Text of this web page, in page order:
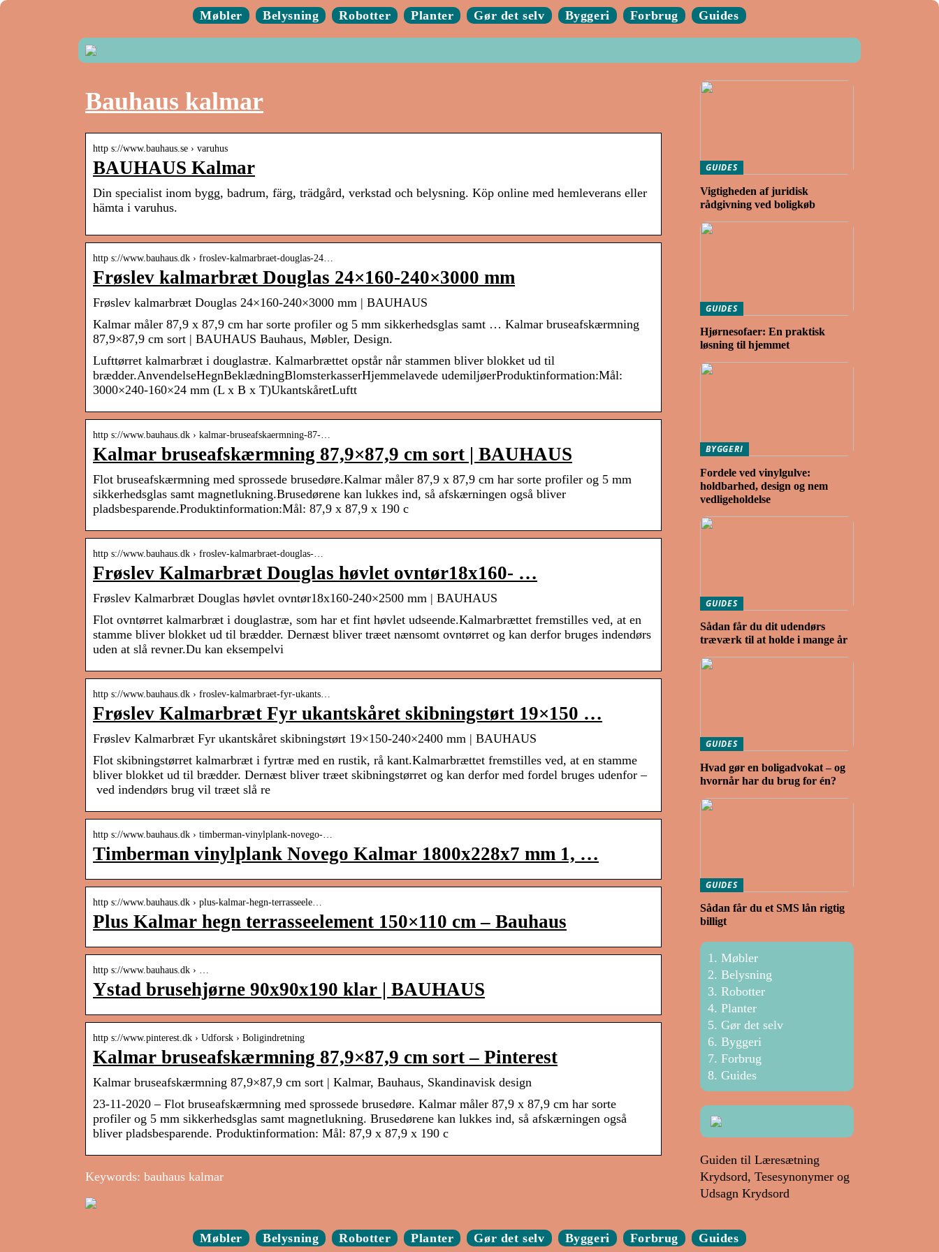
Møbler Belysning Robotter Planter Gør det selv Byggeri Forbrug Guides
Bauhaus kalmar
http s://www.bauhaus.se › varuhus
BAUHAUS Kalmar
Din specialist inom bygg, badrum, färg, trädgård, verkstad och belysning. Köp online med hemleverans eller
hämta i varuhus.
http s://www.bauhaus.dk › froslev-kalmarbraet-douglas-24…
Frøslev kalmarbræt Douglas 24×160-240×3000 mm
Frøslev kalmarbræt Douglas 24×160-240×3000 mm | BAUHAUS
Kalmar måler 87,9 x 87,9 cm har sorte profiler og 5 mm sikkerhedsglas samt … Kalmar bruseafskærmning
87,9×87,9 cm sort | BAUHAUS Bauhaus, Møbler, Design.
Lufttørret kalmarbræt i douglastræ. Kalmarbrættet opstår når stammen bliver blokket ud til
brædder.AnvendelseHegnBeklædningBlomsterkasserHjemmelavede udemiljøerProduktinformation:Mål:
3000×240-160×24 mm (L x B x T)UkantskåretLuftt
http s://www.bauhaus.dk › kalmar-bruseafskaermning-87-…
Kalmar bruseafskærmning 87,9×87,9 cm sort | BAUHAUS
Flot bruseafskærmning med sprossede brusedøre.Kalmar måler 87,9 x 87,9 cm har sorte profiler og 5 mm
sikkerhedsglas samt magnetlukning.Brusedørene kan lukkes ind, så afskærningen også bliver
pladsbesparende.Produktinformation:Mål: 87,9 x 87,9 x 190 c
http s://www.bauhaus.dk › froslev-kalmarbraet-douglas-…
Frøslev Kalmarbræt Douglas høvlet ovntør18x160- …
Frøslev Kalmarbræt Douglas høvlet ovntør18x160-240×2500 mm | BAUHAUS
Flot ovntørret kalmarbræt i douglastræ, som har et fint høvlet udseende.Kalmarbrættet fremstilles ved, at en
stamme bliver blokket ud til brædder. Dernæst bliver træet nænsomt ovntørret og kan derfor bruges indendørs
uden at slå revner.Du kan eksempelvi
http s://www.bauhaus.dk › froslev-kalmarbraet-fyr-ukants…
Frøslev Kalmarbræt Fyr ukantskåret skibningstørt 19×150 …
Frøslev Kalmarbræt Fyr ukantskåret skibningstørt 19×150-240×2400 mm | BAUHAUS
Flot skibningstørret kalmarbræt i fyrtræ med en rustik, rå kant.Kalmarbrættet fremstilles ved, at en stamme
bliver blokket ud til brædder. Dernæst bliver træet skibningstørret og kan derfor med fordel bruges udenfor –
ved indendørs brug vil træet slå re
http s://www.bauhaus.dk › timberman-vinylplank-novego-…
Timberman vinylplank Novego Kalmar 1800x228x7 mm 1, …
http s://www.bauhaus.dk › plus-kalmar-hegn-terrasseele…
Plus Kalmar hegn terrasseelement 150×110 cm – Bauhaus
http s://www.bauhaus.dk › …
Ystad brusehjørne 90x90x190 klar | BAUHAUS
http s://www.pinterest.dk › Udforsk › Boligindretning
Kalmar bruseafskærmning 87,9×87,9 cm sort – Pinterest
Kalmar bruseafskærmning 87,9×87,9 cm sort | Kalmar, Bauhaus, Skandinavisk design
23-11-2020 – Flot bruseafskærmning med sprossede brusedøre. Kalmar måler 87,9 x 87,9 cm har sorte
profiler og 5 mm sikkerhedsglas samt magnetlukning. Brusedørene kan lukkes ind, så afskærningen også
bliver pladsbesparende. Produktinformation: Mål: 87,9 x 87,9 x 190 c
Keywords: bauhaus kalmar
GUIDES
Vigtigheden af juridisk
rådgivning ved boligkøb
GUIDES
Hjørnesofaer: En praktisk
løsning til hjemmet
BYGGERI
Fordele ved vinylgulve:
holdbarhed, design og nem
vedligeholdelse
GUIDES
Sådan får du dit udendørs
træværk til at holde i mange år
GUIDES
Hvad gør en boligadvokat – og
hvornår har du brug for én?
GUIDES
Sådan får du et SMS lån rigtig
billigt
Møbler
Belysning
Robotter
Planter
Gør det selv
Byggeri
Forbrug
Guides
Guiden til Læresætning
Krydsord, Tesesynonymer og
Udsagn Krydsord
Møbler Belysning Robotter Planter Gør det selv Byggeri Forbrug Guides